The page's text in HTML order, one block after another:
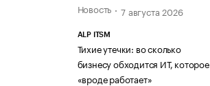
Новость
7 августа 2026
ALP ITSM
Тихие утечки: во сколько
бизнесу обходится ИТ, которое
«вроде работает»